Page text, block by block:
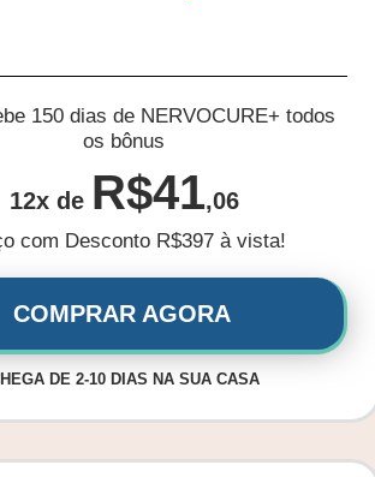
150 dias de NERVOCURE+ todos
os bônus
12x de R$41,06
com Desconto R$397 à vista!
COMPRAR AGORA
DE 2-10 DIAS NA SUA CASA